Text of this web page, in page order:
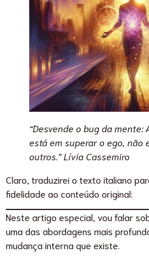
“Desvende o bug da mente:
está em superar o ego, não
outros.” Lívia Cassemiro
Claro, traduzirei o texto italiano
fidelidade ao conteúdo original:
Neste artigo especial, vou falar
uma das abordagens mais
mudança interna que existe.